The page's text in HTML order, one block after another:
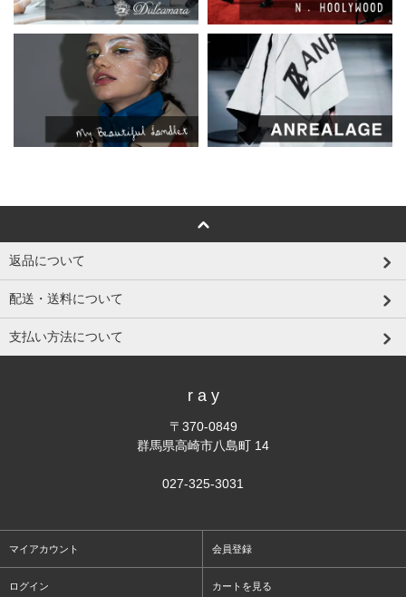
返品について
配送・送料について
支払い方法について
r a y
〒370-0849
群馬県高崎市八島町 14
027-325-3031
マイアカウント 会員登録
ログイン カートを見る